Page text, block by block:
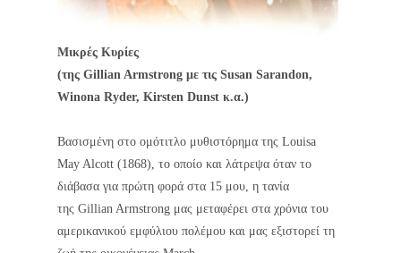
Μικρές Κυρίες
(της Gillian Armstrong με τις Susan Sarandon,
Winona Ryder, Kirsten Dunst κ.α.)
Βασισμένη στο ομότιτλο μυθιστόρημα της Louisa
May Alcott (1868), το οποίο και λάτρεψα όταν το
διάβασα για πρώτη φορά στα 15 μου, η τανία
της Gillian Armstrong μας μεταφέρει στα χρόνια του
αμερικανικού εμφύλιου πολέμου και μας εξιστορεί τη